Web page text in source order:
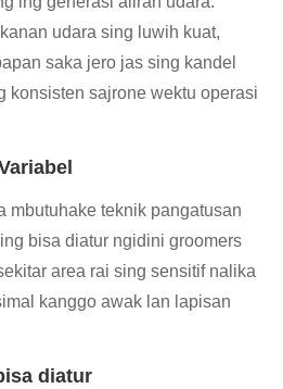
udara sing luwih kuat,
saka jero jas sing kandel
konsisten sajrone wektu operasi
mbutuhake teknik pangatusan
bisa diatur ngidini groomers
area rai sing sensitif nalika
kanggo awak lan lapisan
diatur